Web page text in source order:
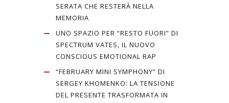
SERATA CHE RESTERÀ NELLA
MEMORIA
UNO SPAZIO PER “RESTO FUORI” DI
SPECTRUM VATES, IL NUOVO
CONSCIOUS EMOTIONAL RAP
“FEBRUARY MINI SYMPHONY” DI
SERGEY KHOMENKO: LA TENSIONE
DEL PRESENTE TRASFORMATA IN